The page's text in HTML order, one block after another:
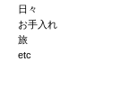
日々
お手入れ
旅
etc